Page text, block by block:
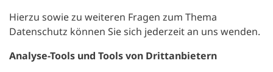
Hierzu sowie zu weiteren Fragen zum Thema
Datenschutz können Sie sich jederzeit an uns wenden.
Analyse-Tools und Tools von Drittanbietern